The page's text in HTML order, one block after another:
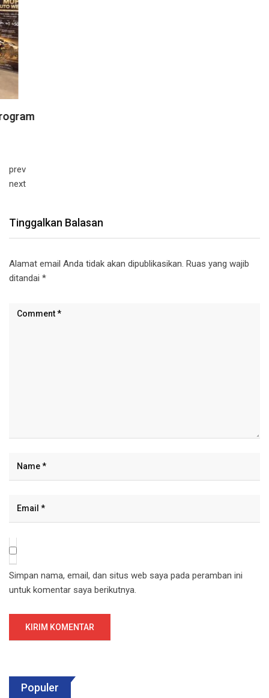
prev
next
Tinggalkan Balasan
Alamat email Anda tidak akan dipublikasikan. Ruas yang wajib
ditandai *
Simpan nama, email, dan situs web saya pada peramban ini
untuk komentar saya berikutnya.
Populer